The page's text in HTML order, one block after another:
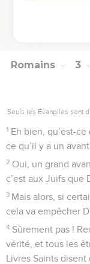
© Société biblique
Romains 3
Seuls les Évangiles sont
1 Eh bien, qu’est-
ce qu’il y a un
2 Oui, un grand
c’est aux Juifs que
3 Mais alors, si
cela va empêcher
4 Sûrement pas !
vérité, et tous les
Livres Saints